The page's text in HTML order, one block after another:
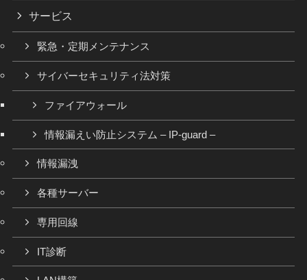
サービス
緊急・定期メンテナンス
サイバーセキュリティ法対策
ファイアウォール
情報漏えい防止システム – IP-guard –
情報漏洩
各種サーバー
専用回線
IT診断